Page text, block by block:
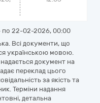
по 22-02-2026, 00:00
Всі документи, що
українською мовою.
документ на
переклад цього
за якість та
Терміни надання
детальна